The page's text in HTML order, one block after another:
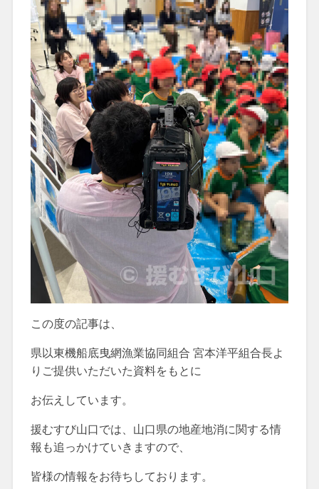
この度の記事は、
県以東機船底曳網漁業協同組合 宮本洋平組合長よ
りご提供いただいた資料をもとに
お伝えしています。
援むすび山口では、山口県の地産地消に関する情
報も追っかけていきますので、
皆様の情報をお待ちしております。